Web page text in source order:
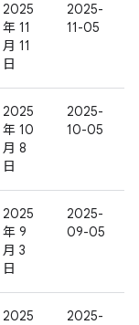
2025
年 11
月 11
日
2025-
11-05
2025
年 10
月 8
日
2025-
10-05
2025
年 9
月 3
日
2025-
09-05
2025
2025-